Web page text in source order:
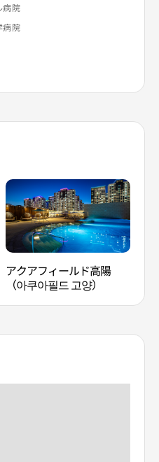
病院
病院
アクアフィールド高陽
（아쿠아필드 고양）